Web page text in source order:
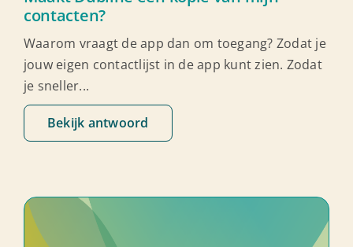
contacten?
Waarom vraagt de app dan om toegang? Zodat je
jouw eigen contactlijst in de app kunt zien. Zodat
je sneller...
Bekijk antwoord